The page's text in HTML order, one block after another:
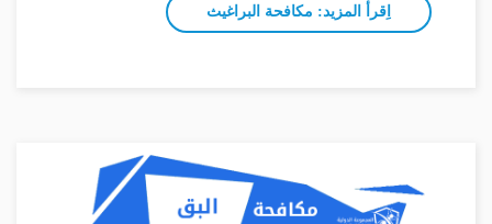
اِقرأ المزيد: مكافحة البراغيث